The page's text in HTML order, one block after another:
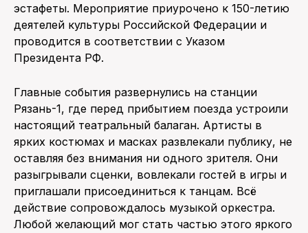
эстафеты. Мероприятие приурочено к 150-летию
деятелей культуры Российской Федерации и
проводится в соответствии с Указом
Президента РФ.
Главные события развернулись на станции
Рязань-1, где перед прибытием поезда устроили
настоящий театральный балаган. Артисты в
ярких костюмах и масках развлекали публику, не
оставляя без внимания ни одного зрителя. Они
разыгрывали сценки, вовлекали гостей в игры и
приглашали присоединиться к танцам. Всё
действие сопровождалось музыкой оркестра.
Любой желающий мог стать частью этого яркого